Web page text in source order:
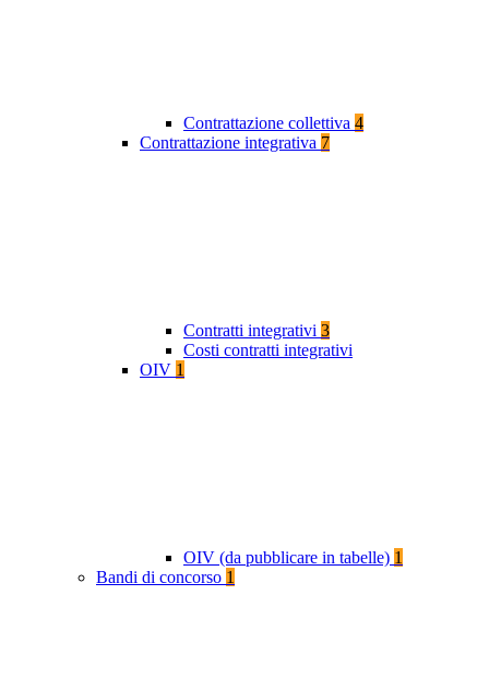
Contrattazione collettiva 4
Contrattazione integrativa 7
Contratti integrativi 3
Costi contratti integrativi
OIV 1
OIV (da pubblicare in tabelle) 1
Bandi di concorso 1